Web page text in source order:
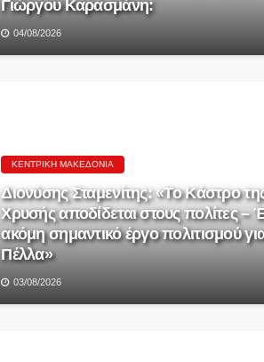
Γιώργου Καρασμάνη:
04/08/2026
ΚΕΝΤΡΙΚΉ ΜΑΚΕΔΟΝΊΑ
Διονύσης Σταμενίτης: «Το Κάστρο
Χρυσής αποδίδεται στους πολίτες –
ακόμη σημαντικό έργο πολιτισμού
Πέλλα»
03/08/2026